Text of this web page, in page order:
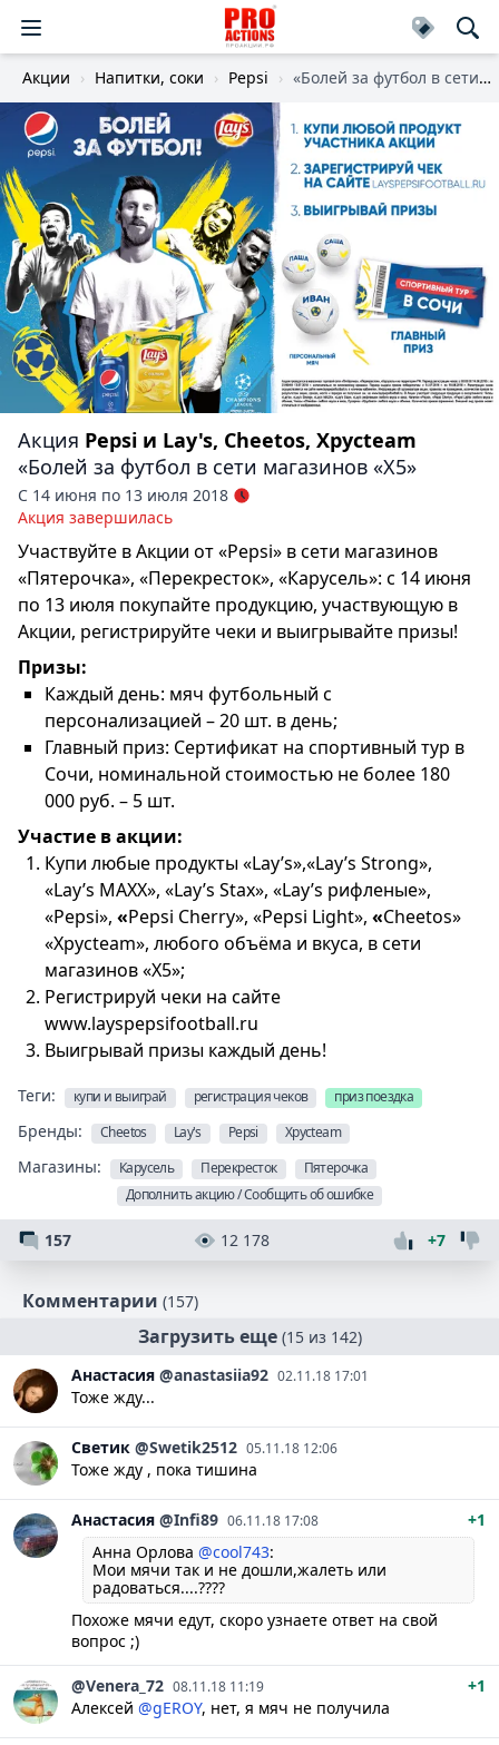
Акции Напитки, соки Pepsi «Болей за футбол в сети магазинов «Х5»
Акция Pepsi и Lay's, Cheetos, Хрусteam
«Болей за футбол в сети магазинов «Х5»
С 14 июня по 13 июля 2018
Акция завершилась
Участвуйте в Акции от «Pepsi» в сети магазинов
«Пятерочка», «Перекресток», «Карусель»: с 14 июня
по 13 июля покупайте продукцию, участвующую в
Акции, регистрируйте чеки и выигрывайте призы!
Призы:
Каждый день: мяч футбольный с
персонализацией – 20 шт. в день;
Главный приз: Сертификат на спортивный тур в
Сочи, номинальной стоимостью не более 180
000 руб. – 5 шт.
Участие в акции:
Купи любые продукты «Lay’s»,«Lay’s Strong»,
«Lay’s MAXX», «Lay’s Stax», «Lay’s рифленые»,
«Pepsi», «Pepsi Cherry», «Pepsi Light», «Cheetos»
«Хрусteam», любого объёма и вкуса, в сети
магазинов «Х5»;
Регистрируй чеки на сайте
www.layspepsifootball.ru
Выигрывай призы каждый день!
Теги: купи и выиграй регистрация чеков приз поездка
Бренды: Cheetos Lay's Pepsi Хрусteam
Магазины: Карусель Перекресток
Пятерочка
Дополнить акцию / Сообщить об ошибке
157 12 178 +7
Комментарии (157)
Загрузить еще (15 из 142)
Анастасия @anastasiia92 02.11.18 17:01
Тоже жду...
Светик @Swetik2512 05.11.18 12:06
Тоже жду , пока тишина
Анастасия @Infi89 06.11.18 17:08
+1
Анна Орлова @cool743:
Мои мячи так и не дошли,жалеть или
радоваться....????
Похоже мячи едут, скоро узнаете ответ на свой
вопрос ;)
@Venera_72 08.11.18 11:19
+1
Алексей @gEROY, нет, я мяч не получила